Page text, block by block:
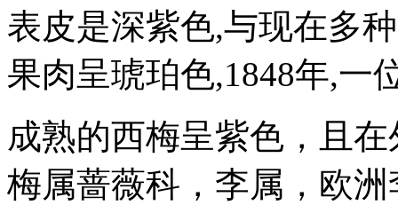
表皮是深紫色,与现在多
果肉呈琥珀色,1848年,一
成熟的西梅呈紫色，且
梅属蔷薇科，李属，欧